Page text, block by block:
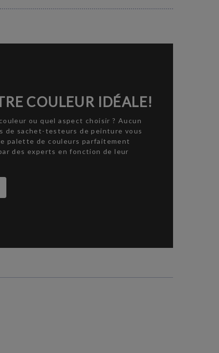
COULEUR IDÉALE!
ou quel aspect choisir ? Aucun
de sachet-testeurs de peinture vous
palette de couleurs parfaitement
des experts en fonction de leur